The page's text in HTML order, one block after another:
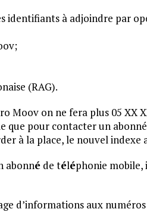
identifiants à adjoindre par
(RAG).
ro Moov on ne fera plus 05 XX
que pour contacter un
à la place, le nouvel indexe
abonné de téléphonie mobile,
d’informations aux